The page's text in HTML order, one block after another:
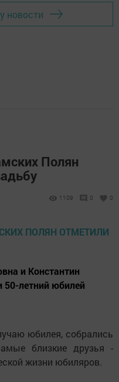
новости
Полян
1109 0 0
и Константин
50-летний юбилей
юбилея, собрались
близкие друзья -
жизни юбиляров.